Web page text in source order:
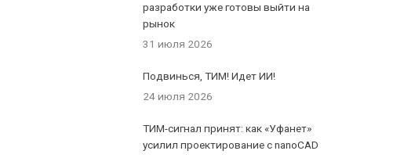
разработки уже готовы выйти на
рынок
31 июля 2026
Подвинься, ТИМ! Идет ИИ!
24 июля 2026
ТИМ-сигнал принят: как «Уфанет»
усилил проектирование с nanoCAD